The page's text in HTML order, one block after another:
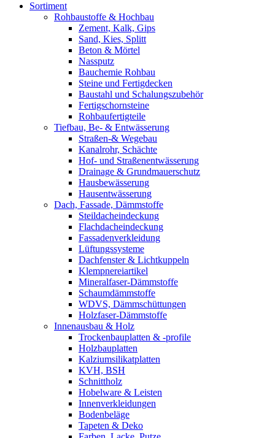
Sortiment
Rohbaustoffe & Hochbau
Zement, Kalk, Gips
Sand, Kies, Splitt
Beton & Mörtel
Nassputz
Bauchemie Rohbau
Steine und Fertigdecken
Baustahl und Schalungszubehör
Fertigschornsteine
Rohbaufertigteile
Tiefbau, Be- & Entwässerung
Straßen-& Wegebau
Kanalrohr, Schächte
Hof- und Straßenentwässerung
Drainage & Grundmauerschutz
Hausbewässerung
Hausentwässerung
Dach, Fassade, Dämmstoffe
Steildacheindeckung
Flachdacheindeckung
Fassadenverkleidung
Lüftungssysteme
Dachfenster & Lichtkuppeln
Klempnereiartikel
Mineralfaser-Dämmstoffe
Schaumdämmstoffe
WDVS, Dämmschüttungen
Holzfaser-Dämmstoffe
Innenausbau & Holz
Trockenbauplatten & -profile
Holzbauplatten
Kalziumsilikatplatten
KVH, BSH
Schnittholz
Hobelware & Leisten
Innenverkleidungen
Bodenbeläge
Tapeten & Deko